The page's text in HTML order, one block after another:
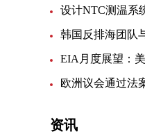
设计NTC测温系
欧洲议会通过法
资讯